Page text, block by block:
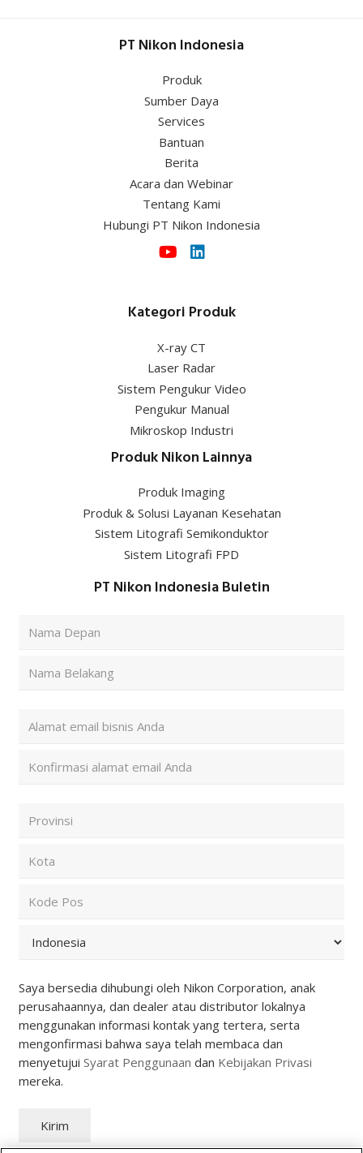
PT Nikon Indonesia
Produk
Sumber Daya
Services
Bantuan
Berita
Acara dan Webinar
Tentang Kami
Hubungi PT Nikon Indonesia
Kategori Produk
X-ray CT
Laser Radar
Sistem Pengukur Video
Pengukur Manual
Mikroskop Industri
Produk Nikon Lainnya
Produk Imaging
Produk & Solusi Layanan Kesehatan
Sistem Litografi Semikonduktor
Sistem Litografi FPD
PT Nikon Indonesia Buletin
Lengkap (Required)
Email
Email
Email
Pos
Negara
Code
Saya bersedia dihubungi oleh Nikon Corporation, anak
perusahaannya, dan dealer atau distributor lokalnya
menggunakan informasi kontak yang tertera, serta
mengonfirmasi bahwa saya telah membaca dan
menyetujui Syarat Penggunaan dan Kebijakan Privasi
mereka.
Kirim